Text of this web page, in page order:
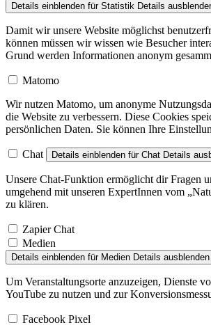
Details einblenden für Statistik Details
Damit wir unsere Website möglichst
können müssen wir wissen wie Besucher
Grund werden Informationen anonym
Matomo
Wir nutzen Matomo, um anonyme
die Website zu verbessern. Diese Cookies
persönlichen Daten. Sie können Ihre
Chat Details einblenden für Chat Details
Unsere Chat-Funktion ermöglicht dir Fragen
umgehend mit unseren ExpertInnen vom
zu klären.
Zapier Chat
Medien
Details einblenden für Medien Details ausblenden
Um Veranstaltungsorte anzuzeigen, Dienste
YouTube zu nutzen und zur
Facebook Pixel